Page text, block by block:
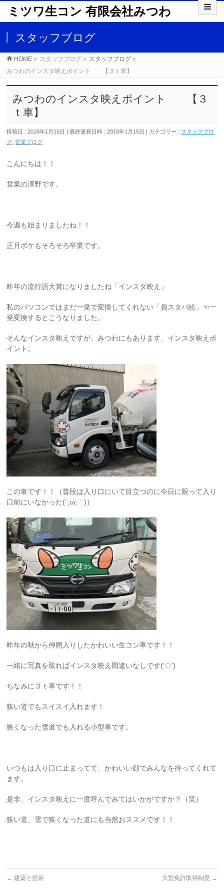
ミツワ生コン 有限会社みつわ
スタッフブログ
HOME » スタッフブログ » スタッフブログ »
みつわのインスタ映えポイント 【３ｔ車】
みつわのインスタ映えポイント 【３
ｔ車】
投稿日 : 2018年1月15日 最終更新日時 : 2018年1月15日 カテゴリー : スタッフブロ
グ ,営業ブログ
こんにちは！！
営業の澤野です。
今週も始まりましたね！！
正月ボケもそろそろ卒業です。
昨年の流行語大賞になりましたね「インスタ映え」
私のパソコンではまだ一発で変換してくれない「員スタバ絵」☜一
発変換するとこうなりました。
そんなインスタ映えですが、みつわにもあります、インスタ映えポ
イント。
この車です！！（普段は入り口にいて目立つのに今日に限って入り
口前にいなかった(´;ω;｀)）
昨年の秋から仲間入りしたかわいい生コン車です！！
一緒に写真を取ればインスタ映え間違いなしです(‘◇’)ゞ
ちなみに３ｔ車です！！
狭い道でもスイスイ入れます！
狭くなった雪道でも入れる小型車です。
いつもは入り口に止まってて、かわいい顔でみんなを待ってくれて
ます。
是非、インスタ映えに一度呼んでみてはいかがですか？（笑）
狭い道、雪で狭くなった道にも当然おススメです！！
← 建築と芸術 大型免許取得制度 →